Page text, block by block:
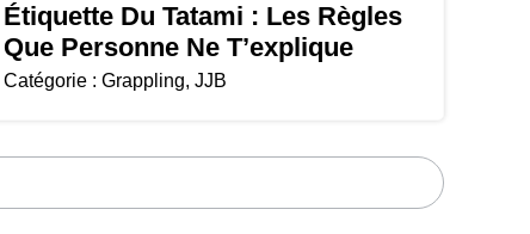
Étiquette Du Tatami : Les Règles
Que Personne Ne T’explique
Catégorie : Grappling, JJB